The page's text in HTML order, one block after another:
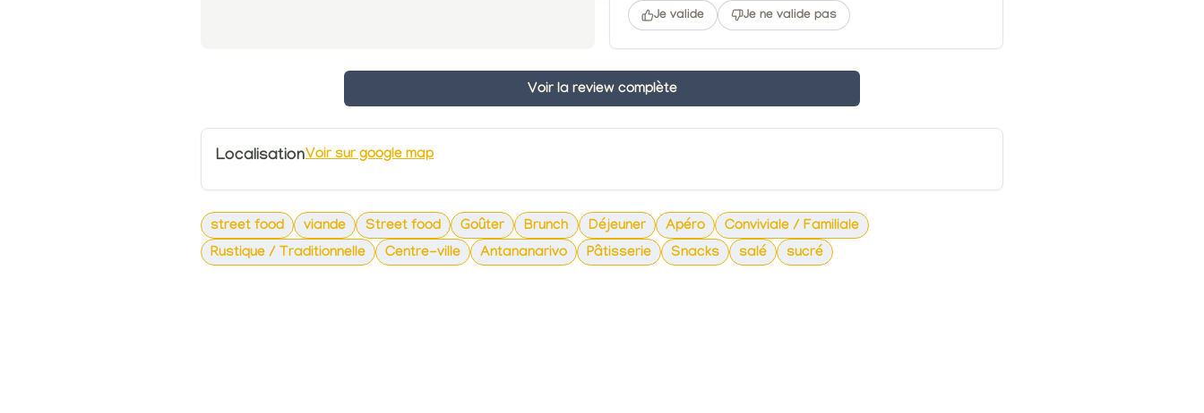
Je valide Je ne valide pas
Voir la review complète
LocalisationVoir sur google map
street food viande Street food Goûter Brunch Déjeuner Apéro
Conviviale / Familiale
Rustique / Traditionnelle
Centre-ville Antananarivo Pâtisserie Snacks salé sucré